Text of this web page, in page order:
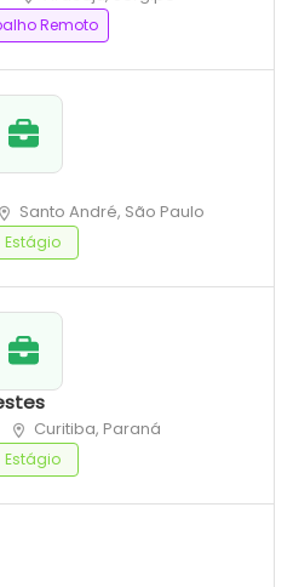
Remoto
Santo André, São Paulo
Estágio
Curitiba, Paraná
Estágio